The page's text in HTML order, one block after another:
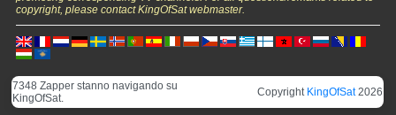
copyright, please contact KingOfSat webmaster.
7348 Zapper stanno navigando su
KingOfSat.
Copyright KingOfSat2026